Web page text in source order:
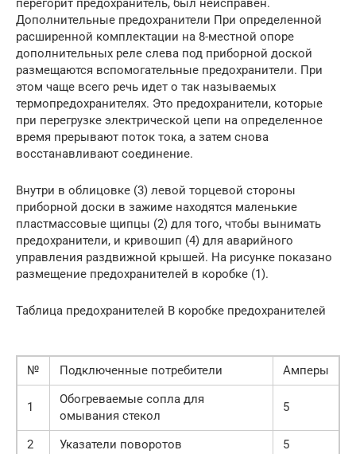
перегорит предохранитель, был неисправен.
Дополнительные предохранители При определенной
расширенной комплектации на 8-местной опоре
дополнительных реле слева под приборной доской
размещаются вспомогательные предохранители. При
этом чаще всего речь идет о так называемых
термопредохранителях. Это предохранители, которые
при перегрузке электрической цепи на определенное
время прерывают поток тока, а затем снова
восстанавливают соединение.
Внутри в облицовке (3) левой торцевой стороны
приборной доски в зажиме находятся маленькие
пластмассовые щипцы (2) для того, чтобы вынимать
предохранители, и кривошип (4) для аварийного
управления раздвижной крышей. На рисунке показано
размещение предохранителей в коробке (1).
Таблица предохранителей В коробке предохранителей
№ Подключенные потребители Амперы
1
Обогреваемые сопла для
омывания стекол
5
2 Указатели поворотов 5